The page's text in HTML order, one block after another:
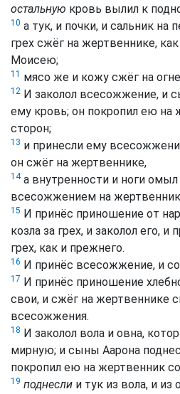
остальную кровь вылил к
10 а тук, и почки, и сальник на
грех сжёг на жертвеннике,
Моисею;
11 мясо же и кожу сжёг на
12 И заколол всесожжение, и
ему кровь; он покропил ею на
сторон;
13 и принесли ему
он сжёг на жертвеннике,
14а внутренности и ноги
всесожжением на
15 И принёс приношение от
козла за грех, и заколол его, и
грех, как и прежнего.
16 И принёс всесожжение, и
17 И принёс приношение
свои, и сжёг на жертвеннике
всесожжения.
18 И заколол вола и овна,
мирную; и сыны Аарона
покропил ею на жертвенник
19 поднесли и тук из вола, и из